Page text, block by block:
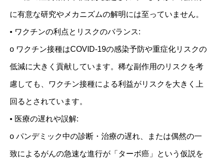
に有意な研究やメカニズムの解明には至っていません。
• ワクチンの利点とリスクのバランス:
o ワクチン接種はCOVID-19の感染予防や重症化リスクの
低減に大きく貢献しています。稀な副作用のリスクを考
慮しても、ワクチン接種による利益がリスクを大きく上
回るとされています。
• 医療の遅れや誤解:
o パンデミック中の診断・治療の遅れ、または偶然の一
致によるがんの急速な進行が「ターボ癌」という仮説を
代表紹介
お申し込みの流れ
がんの種類と解説
Natural Medica Japan